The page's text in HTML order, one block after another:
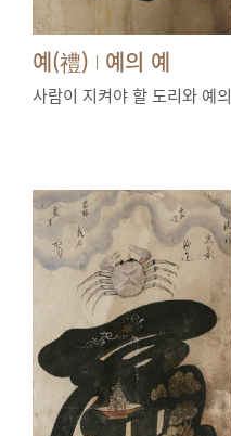
예(禮) | 예의 예
사람이 지켜야 할 도리와 예의